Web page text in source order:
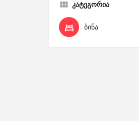
კატეგორია
ბინა